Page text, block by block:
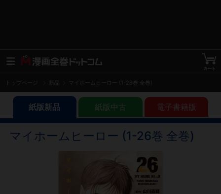
トップページ マイホームヒーロー (1-26巻 全巻)
紙版新品 紙版中古 電子書籍版
マイホームヒーロー (1-26巻 全巻)